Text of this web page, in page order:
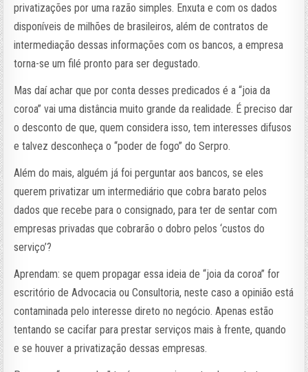
privatizações por uma razão simples. Enxuta e com os dados
disponíveis de milhões de brasileiros, além de contratos de
intermediação dessas informações com os bancos, a empresa
torna-se um filé pronto para ser degustado.
Mas daí achar que por conta desses predicados é a “joia da
coroa” vai uma distância muito grande da realidade. É preciso dar
o desconto de que, quem considera isso, tem interesses difusos
e talvez desconheça o “poder de fogo” do Serpro.
Além do mais, alguém já foi perguntar aos bancos, se eles
querem privatizar um intermediário que cobra barato pelos
dados que recebe para o consignado, para ter de sentar com
empresas privadas que cobrarão o dobro pelos ‘custos do
serviço’?
Aprendam: se quem propagar essa ideia de “joia da coroa” for
escritório de Advocacia ou Consultoria, neste caso a opinião está
contaminada pelo interesse direto no negócio. Apenas estão
tentando se cacifar para prestar serviços mais à frente, quando
e se houver a privatização dessas empresas.